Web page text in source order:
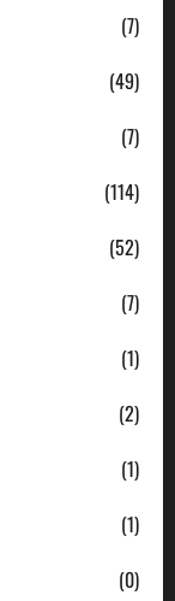
(7)
(49)
(7)
(114)
(52)
(7)
(1)
(2)
(1)
(1)
(0)